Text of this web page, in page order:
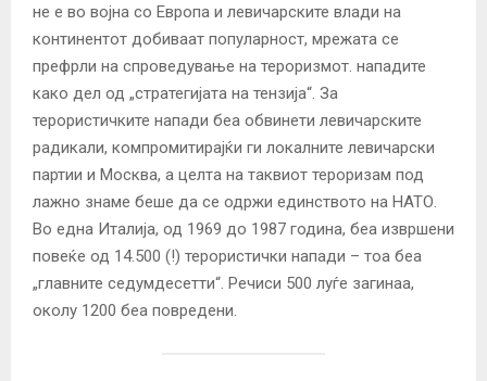
не е во војна со Европа и левичарските влади на
континентот добиваат популарност, мрежата се
префрли на спроведување на тероризмот. нападите
како дел од „стратегијата на тензија“. За
терористичките напади беа обвинети левичарските
радикали, компромитирајќи ги локалните левичарски
партии и Москва, а целта на таквиот тероризам под
лажно знаме беше да се одржи единството на НАТО.
Во една Италија, од 1969 до 1987 година, беа извршени
повеќе од 14.500 (!) терористички напади – тоа беа
„главните седумдесетти“. Речиси 500 луѓе загинаа,
околу 1200 беа повредени.